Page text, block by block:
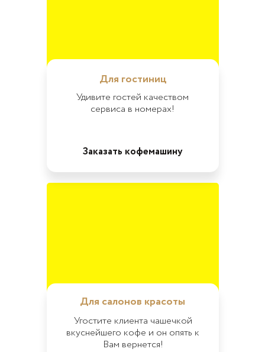
Для гостиниц
Удивите гостей качеством
сервиса в номерах!
Для салонов красоты
Угостите клиента чашечкой
вкуснейшего кофе и он опять к
Вам вернется!
Заказать кофемашину